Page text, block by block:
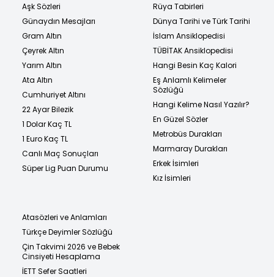
Aşk Sözleri
Günaydın Mesajları
Gram Altın
Çeyrek Altın
Yarım Altın
Ata Altın
Cumhuriyet Altını
22 Ayar Bilezik
1 Dolar Kaç TL
1 Euro Kaç TL
Canlı Maç Sonuçları
Süper Lig Puan Durumu
Rüya Tabirleri
Dünya Tarihi ve Türk Tarihi
İslam Ansiklopedisi
TÜBİTAK Ansiklopedisi
Hangi Besin Kaç Kalori
Eş Anlamlı Kelimeler
Sözlüğü
Hangi Kelime Nasıl Yazılır?
En Güzel Sözler
Metrobüs Durakları
Marmaray Durakları
Erkek İsimleri
Kız İsimleri
Atasözleri ve Anlamları
Türkçe Deyimler Sözlüğü
Çin Takvimi 2026 ve Bebek
Cinsiyeti Hesaplama
İETT Sefer Saatleri